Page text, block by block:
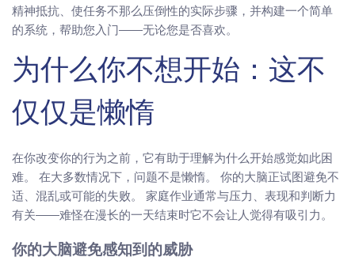
精神抵抗、使任务不那么压倒性的实际步骤，并构建一个简单
的系统，帮助您入门——无论您是否喜欢。
为什么你不想开始：这不
仅仅是懒惰
在你改变你的行为之前，它有助于理解为什么开始感觉如此困
难。 在大多数情况下，问题不是懒惰。 你的大脑正试图避免不
适、混乱或可能的失败。 家庭作业通常与压力、表现和判断力
有关——难怪在漫长的一天结束时它不会让人觉得有吸引力。
你的大脑避免感知到的威胁